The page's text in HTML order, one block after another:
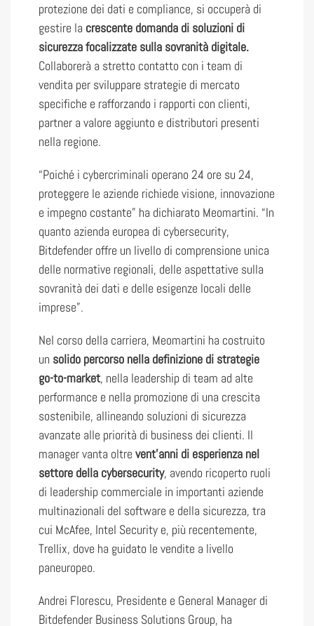
protezione dei dati e compliance, si occuperà di
gestire la crescente domanda di soluzioni di
sicurezza focalizzate sulla sovranità digitale.
Collaborerà a stretto contatto con i team di
vendita per sviluppare strategie di mercato
specifiche e rafforzando i rapporti con clienti,
partner a valore aggiunto e distributori presenti
nella regione.
“Poiché i cybercriminali operano 24 ore su 24,
proteggere le aziende richiede visione, innovazione
e impegno costante” ha dichiarato Meomartini. “In
quanto azienda europea di cybersecurity,
Bitdefender offre un livello di comprensione unica
delle normative regionali, delle aspettative sulla
sovranità dei dati e delle esigenze locali delle
imprese”.
Nel corso della carriera, Meomartini ha costruito
un solido percorso nella definizione di strategie
go-to-market, nella leadership di team ad alte
performance e nella promozione di una crescita
sostenibile, allineando soluzioni di sicurezza
avanzate alle priorità di business dei clienti. Il
manager vanta oltre vent’anni di esperienza nel
settore della cybersecurity, avendo ricoperto ruoli
di leadership commerciale in importanti aziende
multinazionali del software e della sicurezza, tra
cui McAfee, Intel Security e, più recentemente,
Trellix, dove ha guidato le vendite a livello
paneuropeo.
Andrei Florescu, Presidente e General Manager di
Bitdefender Business Solutions Group, ha